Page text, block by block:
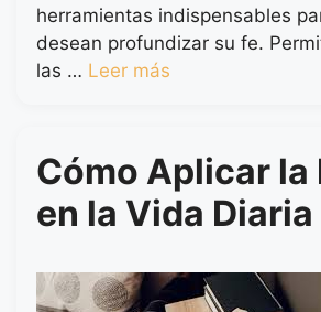
herramientas indispensables
desean profundizar su fe.
las … Leer más
Cómo Aplicar la
en la Vida Diaria